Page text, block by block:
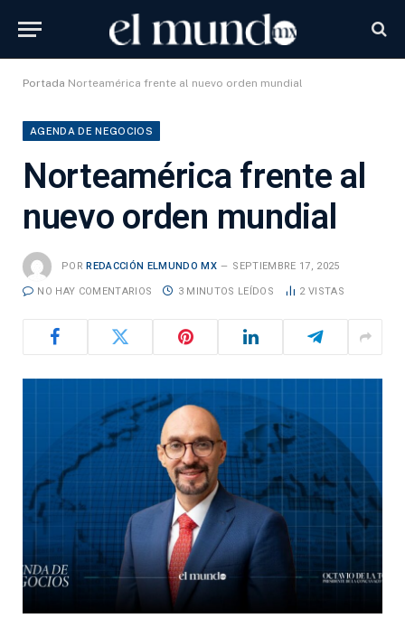
Portada Norteamérica frente al nuevo orden mundial
AGENDA DE NEGOCIOS
Norteamérica frente al
nuevo orden mundial
POR REDACCIÓN ELMUNDO MX SEPTIEMBRE 17, 2025
NO HAY COMENTARIOS 3 MINUTOS LEÍDOS 2 VISTAS